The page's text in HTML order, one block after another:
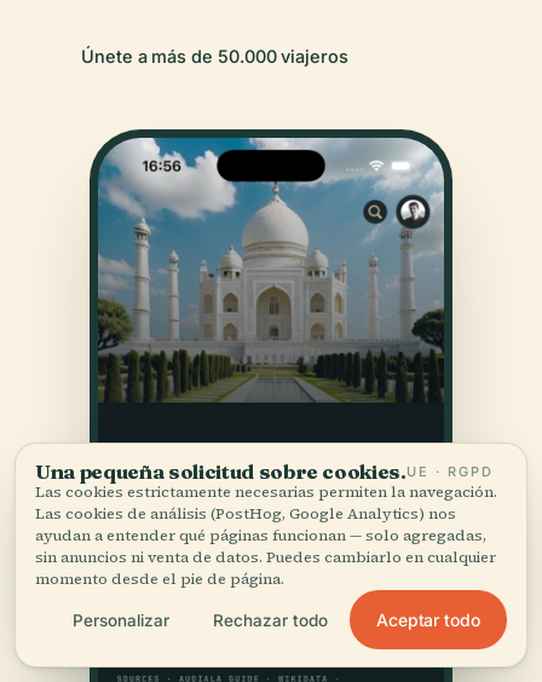
Únete a más de 50.000 viajeros
Una pequeña solicitud sobre cookies.UE · RGPD
Las cookies estrictamente necesarias permiten la navegación.
Las cookies de análisis (PostHog, Google Analytics) nos
ayudan a entender qué páginas funcionan — solo agregadas,
sin anuncios ni venta de datos. Puedes cambiarlo en cualquier
momento desde el pie de página.
Personalizar Rechazar todo Aceptar todo